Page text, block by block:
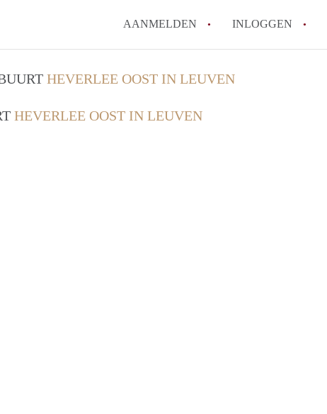
AANMELDEN INLOGGEN
HEVERLEE OOST IN LEUVEN
HEVERLEE OOST IN LEUVEN